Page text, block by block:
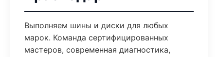
Выполняем шины и диски для любых
марок. Команда сертифицированных
мастеров, современная диагностика,